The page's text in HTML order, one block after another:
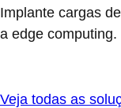
Implante cargas
a edge computing.
Veja todas as